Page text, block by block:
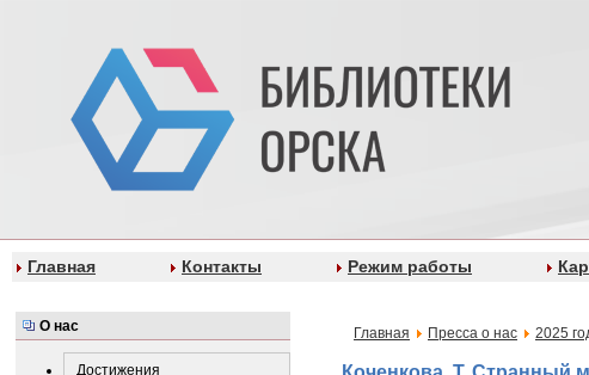
Главная Контакты Режим работы
О нас
Достижения
Главная Пресса о нас 2025